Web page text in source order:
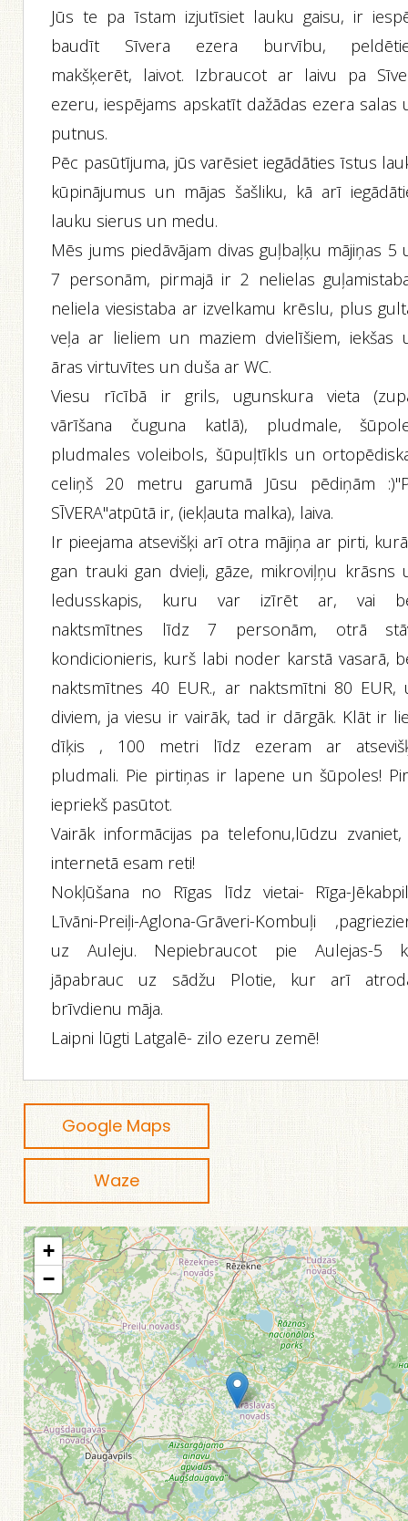
Jūs te pa īstam izjutīsiet lauku gaisu, ir
baudīt Sīvera ezera burvību,
makšķerēt, laivot. Izbraucot ar laivu pa
ezeru, iespējams apskatīt dažādas ezera salas
putnus.
Pēc pasūtījuma, jūs varēsiet iegādāties īstus
kūpinājumus un mājas šašliku, kā arī
lauku sierus un medu.
Mēs jums piedāvājam divas guļbaļķu mājiņas 5
7 personām, pirmajā ir 2 nelielas
neliela viesistaba ar izvelkamu krēslu, plus
veļa ar lieliem un maziem dvielīšiem, iekšas
āras virtuvītes un duša ar WC.
Viesu rīcībā ir grils, ugunskura vieta
vārīšana čuguna katlā), pludmale,
pludmales voleibols, šūpuļtīkls un
celiņš 20 metru garumā Jūsu pēdiņām
SĪVERA"atpūtā ir, (iekļauta malka), laiva.
Ir pieejama atsevišķi arī otra mājiņa ar pirti,
gan trauki gan dvieļi, gāze, mikroviļņu krāsns
ledusskapis, kuru var izīrēt ar, vai
naktsmītnes līdz 7 personām, otrā
kondicionieris, kurš labi noder karstā vasarā,
naktsmītnes 40 EUR., ar naktsmītni 80 EUR,
diviem, ja viesu ir vairāk, tad ir dārgāk. Klāt ir
dīķis , 100 metri līdz ezeram ar
pludmali. Pie pirtiņas ir lapene un šūpoles!
iepriekš pasūtot.
Vairāk informācijas pa telefonu,lūdzu
internetā esam reti!
Nokļūšana no Rīgas līdz vietai- Rīga-
Līvāni-Preiļi-Aglona-Grāveri-Kombuļi
uz Auleju. Nepiebraucot pie Aulejas-5
jāpabrauc uz sādžu Plotie, kur arī
brīvdienu māja.
Laipni lūgti Latgalē- zilo ezeru zemē!
Google Maps
Waze
+
−